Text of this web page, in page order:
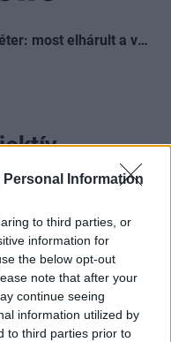
Personal Information
to third parties, or
information for
the below opt-out
note that after your
continue seeing
information utilized by
to third parties prior to
Megszólalt Magyar Péter: most elhárult a veszély, de Pakson újra pattanásig feszülhet a helyzet
dilettáns
jegybankár -